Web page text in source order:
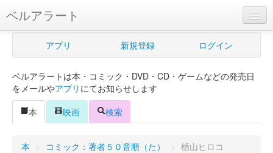
ベルアラート
ベルアラートとは
新規登録
ログイン
アプリ 新規登録 ログイン
ベルアラートは本・コミック・DVD・CD・ゲームなどの発売日
をメールやアプリ にてお知らせします
本
映画 検索
本 > コミック：著者５０音順（た） > 楯山ヒロコ